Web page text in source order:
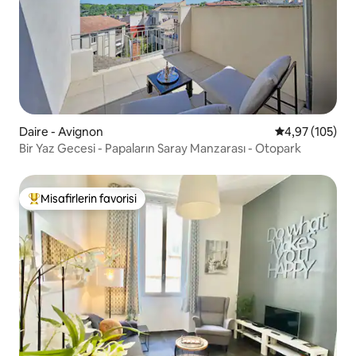
Daire - Avignon 5 üzerinden
4,97 (105)
Bir Yaz Gecesi - Papaların Saray Manzarası - Otopark
Misafirlerin favorilerinden en beğenilenler arasında
Misafirlerin favorisi